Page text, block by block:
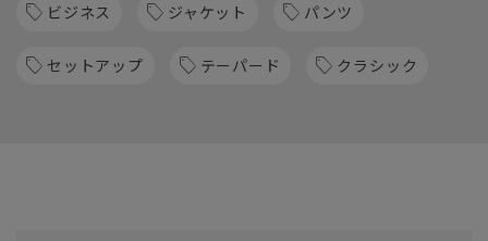
ビジネス ジャケット パンツ
セットアップ テーパード クラシック